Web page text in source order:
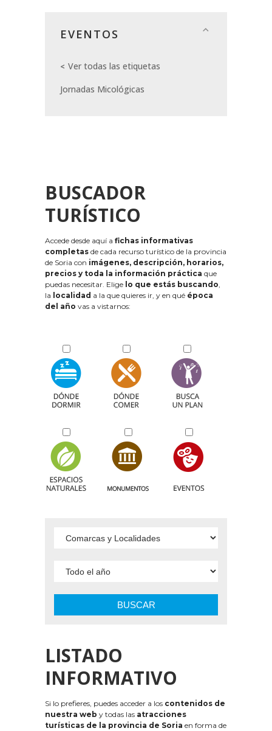
EVENTOS
Ver todas las etiquetas
Jornadas Micológicas
BUSCADOR
TURÍSTICO
Accede desde aquí a fichas informativas
completas de cada recurso turístico de la provincia
de Soria con imágenes, descripción, horarios,
precios y toda la información práctica que
puedas necesitar. Elige lo que estás buscando,
la localidad a la que quieres ir, y en qué época
del año vas a vistarnos:
BUSCAR
LISTADO
INFORMATIVO
Si lo prefieres, puedes acceder a los contenidos de
nuestra web y todas las atracciones
turísticas de la provincia de Soria en forma de